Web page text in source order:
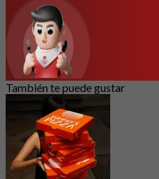
También te puede gustar